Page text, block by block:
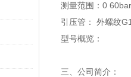
测量范围：0 60bar
引压管： 外螺纹
型号概览：
三、公司简介：